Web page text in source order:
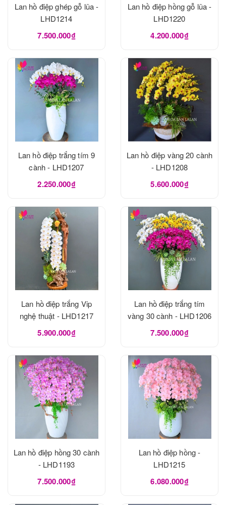
Lan hồ điệp ghép gỗ lũa -
LHD1214
7.500.000₫
Lan hồ điệp hồng gỗ lũa -
LHD1220
4.200.000₫
Lan hồ điệp trắng tím 9
cành - LHD1207
2.250.000₫
Lan hồ điệp vàng 20 cành
- LHD1208
5.600.000₫
Lan hồ điệp trắng Vip
nghệ thuật - LHD1217
5.900.000₫
Lan hồ điệp trắng tím
vàng 30 cành - LHD1206
7.500.000₫
Lan hồ điệp hồng 30 cành
- LHD1193
7.500.000₫
Lan hồ điệp hồng -
LHD1215
6.080.000₫